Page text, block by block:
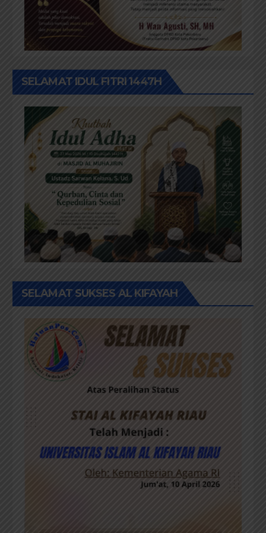
SELAMAT IDUL FITRI 1447H
SELAMAT SUKSES AL KIFAYAH